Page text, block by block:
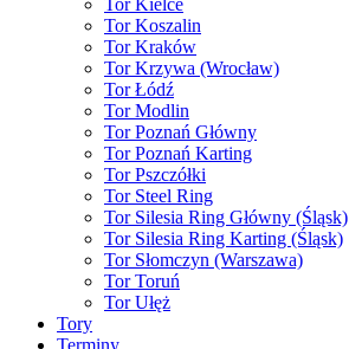
Tor Kielce
Tor Koszalin
Tor Kraków
Tor Krzywa (Wrocław)
Tor Łódź
Tor Modlin
Tor Poznań Główny
Tor Poznań Karting
Tor Pszczółki
Tor Steel Ring
Tor Silesia Ring Główny (Śląsk)
Tor Silesia Ring Karting (Śląsk)
Tor Słomczyn (Warszawa)
Tor Toruń
Tor Ułęż
Tory
Terminy